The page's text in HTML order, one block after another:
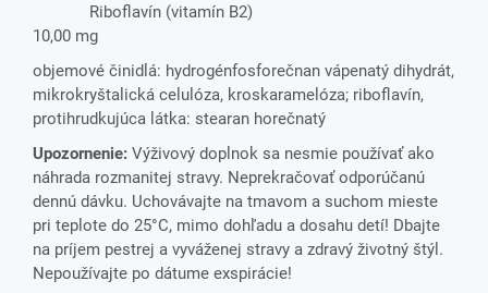
Riboflavín (vitamín B2)
10,00 mg
objemové činidlá: hydrogénfosforečnan vápenatý dihydrát,
mikrokryštalická celulóza, kroskaramelóza; riboflavín,
protihrudkujúca látka: stearan horečnatý
Upozornenie: Výživový doplnok sa nesmie používať ako
náhrada rozmanitej stravy. Neprekračovať odporúčanú
dennú dávku. Uchovávajte na tmavom a suchom mieste
pri teplote do 25°C, mimo dohľadu a dosahu detí! Dbajte
na príjem pestrej a vyváženej stravy a zdravý životný štýl.
Nepoužívajte po dátume exspirácie!